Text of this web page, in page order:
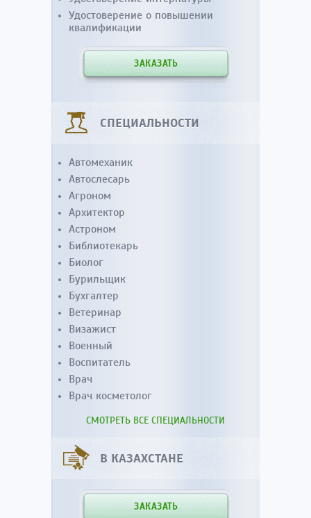
Удостоверение о повышении
квалификации
ЗАКАЗАТЬ
СПЕЦИАЛЬНОСТИ
Автомеханик
Автослесарь
Агроном
Архитектор
Астроном
Библиотекарь
Биолог
Бурильщик
Бухгалтер
Ветеринар
Визажист
Военный
Воспитатель
Врач
Врач косметолог
СМОТРЕТЬ ВСЕ СПЕЦИАЛЬНОСТИ
В КАЗАХСТАНЕ
ЗАКАЗАТЬ